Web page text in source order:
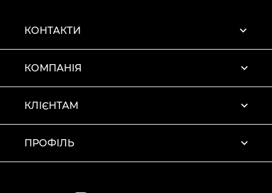
КОНТАКТИ
КОМПАНІЯ
КЛІЄНТАМ
ПРОФІЛЬ